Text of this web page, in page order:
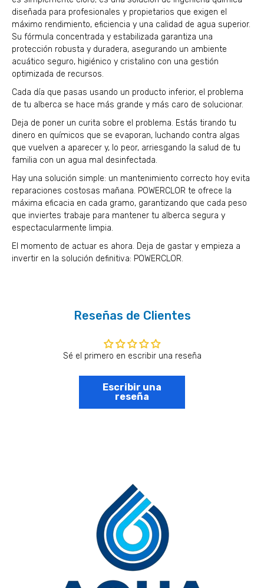
diseñada para profesionales y propietarios que exigen el
máximo rendimiento, eficiencia y una calidad de agua superior.
Su fórmula concentrada y estabilizada garantiza una
protección robusta y duradera, asegurando un ambiente
acuático seguro, higiénico y cristalino con una gestión
optimizada de recursos.
Cada día que pasas usando un producto inferior, el problema
de tu alberca se hace más grande y más caro de solucionar.
Deja de poner un curita sobre el problema. Estás tirando tu
dinero en químicos que se evaporan, luchando contra algas
que vuelven a aparecer y, lo peor, arriesgando la salud de tu
familia con un agua mal desinfectada.
Hay una solución simple: un mantenimiento correcto hoy evita
reparaciones costosas mañana. POWERCLOR te ofrece la
máxima eficacia en cada gramo, garantizando que cada peso
que inviertes trabaje para mantener tu alberca segura y
espectacularmente limpia.
El momento de actuar es ahora. Deja de gastar y empieza a
invertir en la solución definitiva: POWERCLOR.
Reseñas de Clientes
Sé el primero en escribir una reseña
Escribir una
reseña